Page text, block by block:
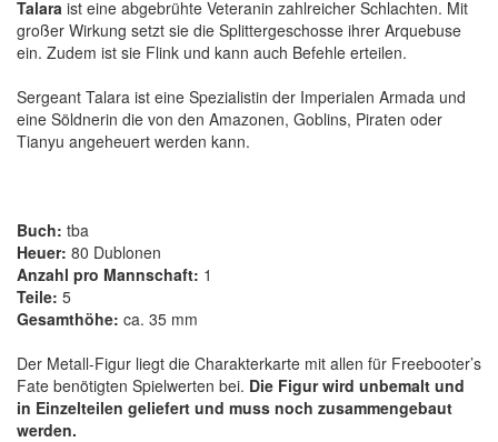
Talara ist eine abgebrühte Veteranin zahlreicher Schlachten. Mit
großer Wirkung setzt sie die Splittergeschosse ihrer Arquebuse
ein. Zudem ist sie Flink und kann auch Befehle erteilen.
Sergeant Talara ist eine Spezialistin der Imperialen Armada und
eine Söldnerin die von den Amazonen, Goblins, Piraten oder
Tianyu angeheuert werden kann.
Buch: tba
Heuer: 80 Dublonen
Anzahl pro Mannschaft: 1
Teile: 5
Gesamthöhe: ca. 35 mm
Der Metall-Figur liegt die Charakterkarte mit allen für Freebooter’s
Fate benötigten Spielwerten bei. Die Figur wird unbemalt und
in Einzelteilen geliefert und muss noch zusammengebaut
werden.